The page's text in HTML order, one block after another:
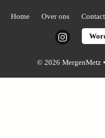
Home Over ons Contact
Instagram
© 2026 MergenMetz